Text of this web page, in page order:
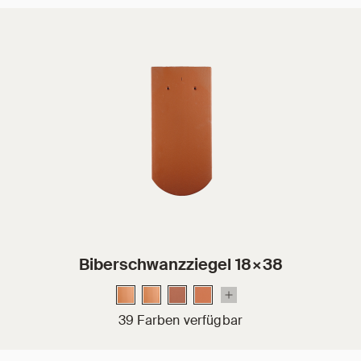
Biberschwanzziegel 18×38
39 Farben verfügbar